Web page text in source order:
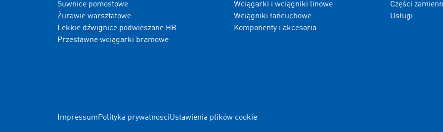
Suwnice pomostowe
Żurawie warsztatowe
Lekkie dźwignice podwieszane HB
Przestawne wciągarki bramowe
Wciągarki i wciągniki linowe
Wciągniki łańcuchowe
Komponenty i akcesoria
Części
Usługi
ImpressumPolityka prywatnosciUstawienia plików cookie